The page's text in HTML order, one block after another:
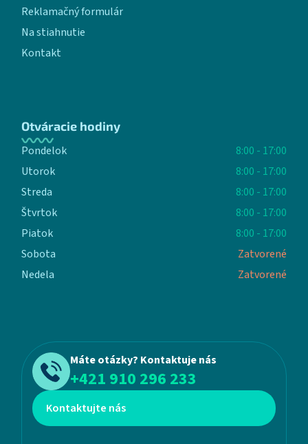
Reklamačný formulár
Na stiahnutie
Kontakt
Otváracie hodiny
Pondelok
8:00 - 17:00
Utorok
8:00 - 17:00
Streda
8:00 - 17:00
Štvrtok
8:00 - 17:00
Piatok
8:00 - 17:00
Sobota
Zatvorené
Nedela
Zatvorené
Máte otázky? Kontaktuje nás
+421 910 296 233
Kontaktujte nás